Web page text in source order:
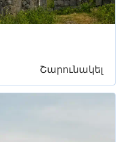
Շարունակել